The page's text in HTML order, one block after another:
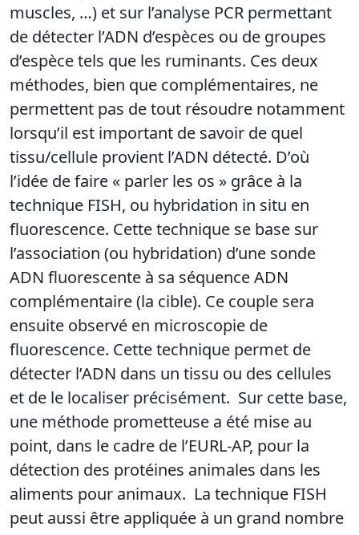
muscles, …) et sur l’analyse PCR permettant
de détecter l’ADN d’espèces ou de groupes
d’espèce tels que les ruminants. Ces deux
méthodes, bien que complémentaires, ne
permettent pas de tout résoudre notamment
lorsqu’il est important de savoir de quel
tissu/cellule provient l’ADN détecté. D’où
l’idée de faire « parler les os » grâce à la
technique FISH, ou hybridation in situ en
fluorescence. Cette technique se base sur
l’association (ou hybridation) d’une sonde
ADN fluorescente à sa séquence ADN
complémentaire (la cible). Ce couple sera
ensuite observé en microscopie de
fluorescence. Cette technique permet de
détecter l’ADN dans un tissu ou des cellules
et de le localiser précisément. Sur cette base,
une méthode prometteuse a été mise au
point, dans le cadre de l’EURL-AP, pour la
détection des protéines animales dans les
aliments pour animaux. La technique FISH
peut aussi être appliquée à un grand nombre